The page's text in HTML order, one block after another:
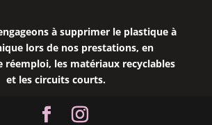
à supprimer le plastique à
lors de nos prestations, en
réemploi, les matériaux recyclables
et les circuits courts.